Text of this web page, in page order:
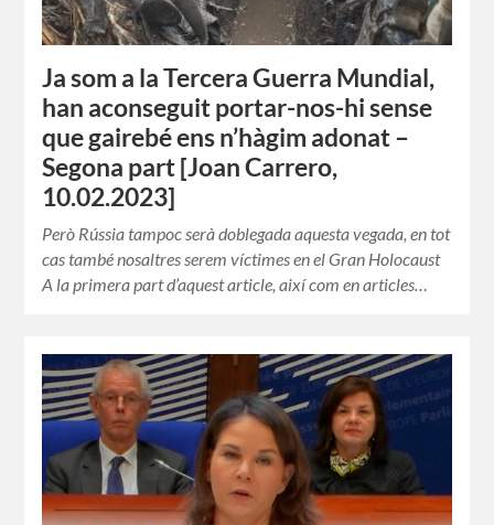
Ja som a la Tercera Guerra Mundial,
han aconseguit portar-nos-hi sense
que gairebé ens n’hàgim adonat –
Segona part [Joan Carrero,
10.02.2023]
Però Rússia tampoc serà doblegada aquesta vegada, en tot
cas també nosaltres serem víctimes en el Gran Holocaust
A la primera part d’aquest article, així com en articles…